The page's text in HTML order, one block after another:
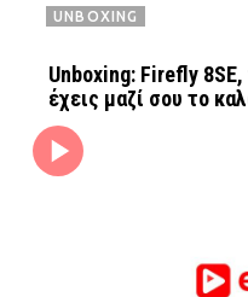
UNBOXING
Unboxing: Firefly
έχεις μαζί σου το